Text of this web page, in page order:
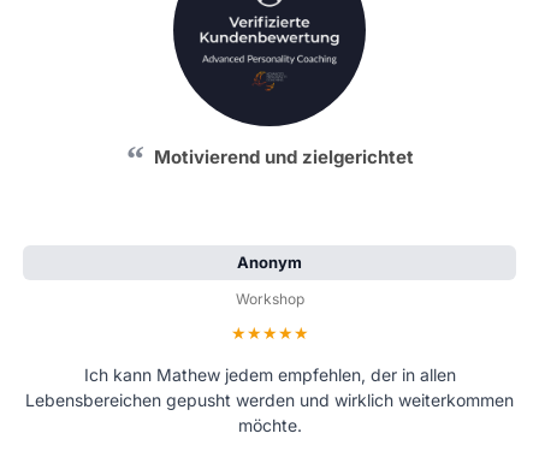
Motivierend und zielgerichtet
Anonym
Workshop
Bewertung: 5 von 5 Sternen
Ich kann Mathew jedem empfehlen, der in allen
Lebensbereichen gepusht werden und wirklich weiterkommen
möchte.